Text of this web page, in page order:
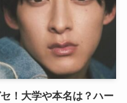
！大学や本名は？ハー